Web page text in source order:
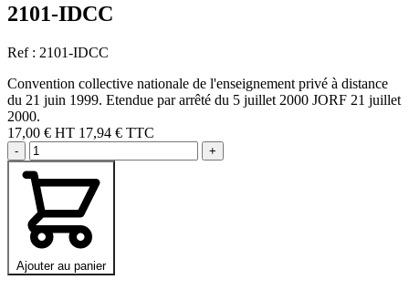
2101-IDCC
Ref : 2101-IDCC
Convention collective nationale de l'enseignement privé à distance
du 21 juin 1999. Etendue par arrêté du 5 juillet 2000 JORF 21 juillet
2000.
17,00 € HT 17,94 € TTC
- +
Ajouter au panier